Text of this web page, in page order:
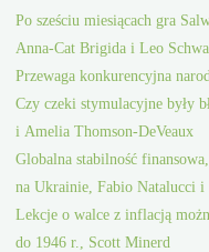
Po sześciu miesiącach gra
Anna-Cat Brigida i Leo
Przewaga konkurencyjna
Czy czeki stymulacyjne były
i Amelia Thomson-DeVeaux
Globalna stabilność
na Ukrainie, Fabio Natalucci i
Lekcje o walce z inflacją
do 1946 r., Scott Minerd